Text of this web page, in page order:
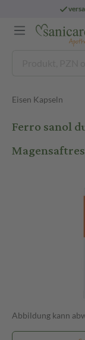
Eisen Kapseln
Ferro sanol
Abbildung kann